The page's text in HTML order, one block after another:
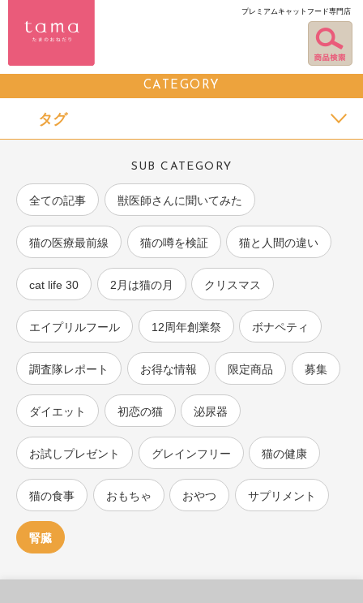
プレミアムキャットフード専門店
CATEGORY
タグ
SUB CATEGORY
全ての記事 獣医師さんに聞いてみた
猫の医療最前線 猫の噂を検証 猫と人間の違い
cat life 30 2月は猫の月 クリスマス
エイプリルフール 12周年創業祭 ボナペティ
調査隊レポート お得な情報 限定商品 募集
ダイエット 初恋の猫 泌尿器
お試しプレゼント グレインフリー 猫の健康
猫の食事 おもちゃ おやつ サプリメント
腎臓